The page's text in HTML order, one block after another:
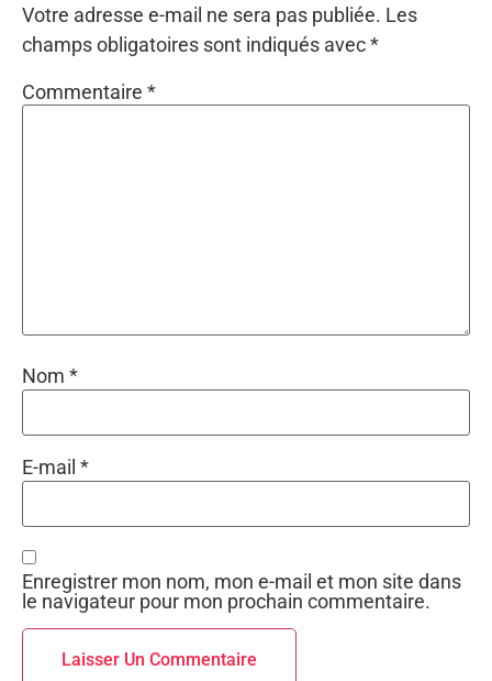
Votre adresse e-mail ne sera pas publiée. Les
champs obligatoires sont indiqués avec*
Commentaire *
Nom *
E-mail *
Enregistrer mon nom, mon e-mail et mon site dans
le navigateur pour mon prochain commentaire.